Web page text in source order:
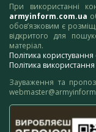
При використанні
armyinform.com.ua
обов’язковим є
відкритого для
матеріал.
Політика
Політика
Зауваження та